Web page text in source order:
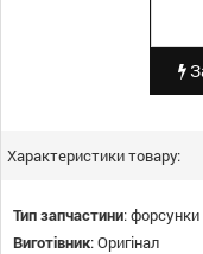
Характеристики товару:
Тип запчастини:форсунки
Виготівник:Оригінал